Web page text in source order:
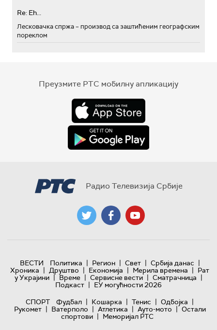
Re: Eh...
Лесковачка спржа – производ са заштићеним географским
пореклом
Преузмите РТС мобилну апликацију
Радио Телевизија Србије
ВЕСТИ Политика | Регион | Свет | Србија данас |
Хроника | Друштво | Економија | Мерила времена | Рат
у Украјини | Време | Сервисне вести | Сматрачница |
Подкаст | ЕУ могућности 2026
СПОРТ
Фудбал | Кошарка | Тенис | Одбојка |
Рукомет | Ватерполо | Атлетика | Ауто-мото | Остали
спортови | Меморијал РТС